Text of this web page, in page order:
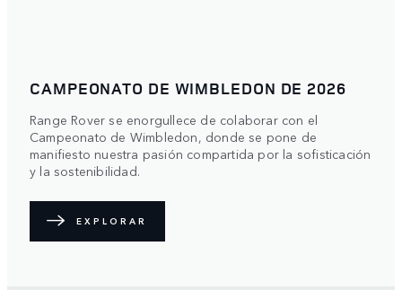
CAMPEONATO DE WIMBLEDON DE 2026
Range Rover se enorgullece de colaborar con el
Campeonato de Wimbledon, donde se pone de
manifiesto nuestra pasión compartida por la sofisticación
y la sostenibilidad.
EXPLORAR